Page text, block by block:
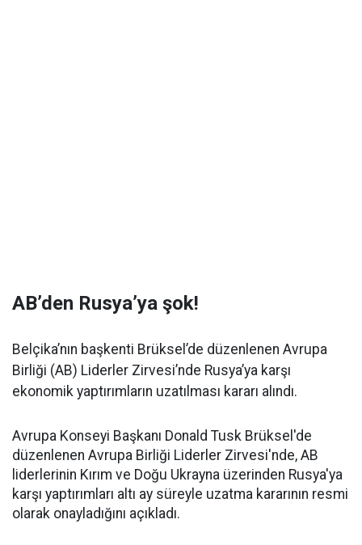
AB’den Rusya’ya şok!
Belçika’nın başkenti Brüksel’de düzenlenen Avrupa
Birliği (AB) Liderler Zirvesi’nde Rusya’ya karşı
ekonomik yaptırımların uzatılması kararı alındı.
Avrupa Konseyi Başkanı Donald Tusk Brüksel'de
düzenlenen Avrupa Birliği Liderler Zirvesi'nde, AB
liderlerinin Kırım ve Doğu Ukrayna üzerinden Rusya'ya
karşı yaptırımları altı ay süreyle uzatma kararının resmi
olarak onayladığını açıkladı.